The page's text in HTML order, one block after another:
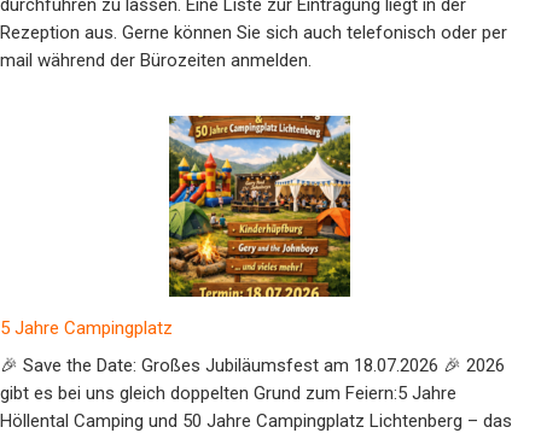
durchführen zu lassen. Eine Liste zur Eintragung liegt in der
Rezeption aus. Gerne können Sie sich auch telefonisch oder per
mail während der Bürozeiten anmelden.
5 Jahre Campingplatz
🎉 Save the Date: Großes Jubiläumsfest am 18.07.2026 🎉 2026
gibt es bei uns gleich doppelten Grund zum Feiern:5 Jahre
Höllental Camping und 50 Jahre Campingplatz Lichtenberg – das